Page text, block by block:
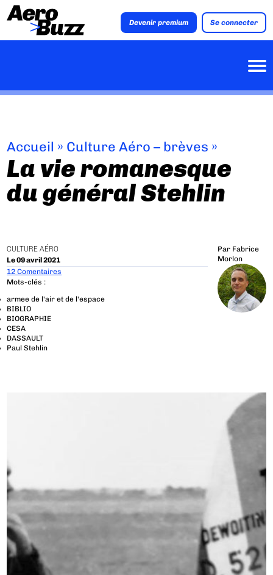
Devenir premium Se connecter
Accueil » Culture Aéro – brèves »
La vie romanesque
du général Stehlin
CULTURE AÉRO
Le 09 avril 2021
Par Fabrice
Morlon
12 Comentaires
Mots-clés :
armee de l'air et de l'espace
BIBLIO
BIOGRAPHIE
CESA
DASSAULT
Paul Stehlin